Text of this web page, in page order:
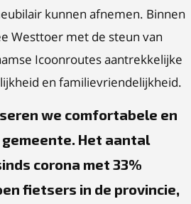
kunnen afnemen. Binnen
Westtoer met de steun van
Icoonroutes aantrekkelijke
en familievriendelijkheid.
we comfortabele en
Het aantal
corona met 33%
fietsers in de provincie,